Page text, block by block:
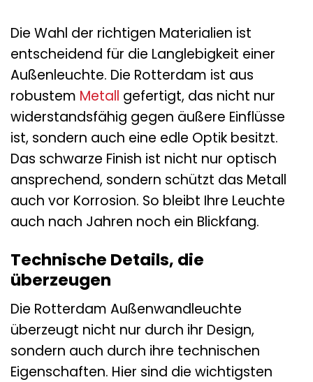
Die Wahl der richtigen Materialien ist
entscheidend für die Langlebigkeit einer
Außenleuchte. Die Rotterdam ist aus
robustem Metall gefertigt, das nicht nur
widerstandsfähig gegen äußere Einflüsse
ist, sondern auch eine edle Optik besitzt.
Das schwarze Finish ist nicht nur optisch
ansprechend, sondern schützt das Metall
auch vor Korrosion. So bleibt Ihre Leuchte
auch nach Jahren noch ein Blickfang.
Technische Details, die
überzeugen
Die Rotterdam Außenwandleuchte
überzeugt nicht nur durch ihr Design,
sondern auch durch ihre technischen
Eigenschaften. Hier sind die wichtigsten